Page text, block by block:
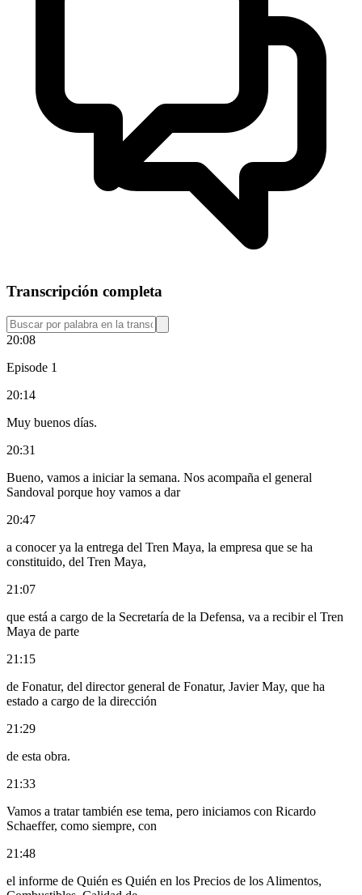
Transcripción completa
20:08
Episode 1
20:14
Muy buenos días.
20:31
Bueno, vamos a iniciar la semana. Nos acompaña el general
Sandoval porque hoy vamos a dar
20:47
a conocer ya la entrega del Tren Maya, la empresa que se ha
constituido, del Tren Maya,
21:07
que está a cargo de la Secretaría de la Defensa, va a recibir el Tren
Maya de parte
21:15
de Fonatur, del director general de Fonatur, Javier May, que ha
estado a cargo de la dirección
21:29
de esta obra.
21:33
Vamos a tratar también ese tema, pero iniciamos con Ricardo
Schaeffer, como siempre, con
21:48
el informe de Quién es Quién en los Precios de los Alimentos,